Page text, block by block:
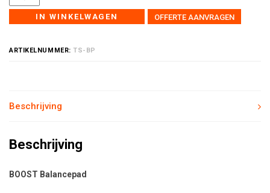
IN WINKELWAGEN OFFERTE AANVRAGEN
ARTIKELNUMMER:TS-BP
Beschrijving
Beschrijving
BOOST Balancepad